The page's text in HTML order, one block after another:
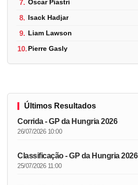
7. Oscar Piastri
8. Isack Hadjar
9. Liam Lawson
10.Pierre Gasly
Últimos Resultados
Corrida - GP da Hungria 2026
26/07/2026 10:00
Classificação - GP da Hungria 2026
25/07/2026 11:00